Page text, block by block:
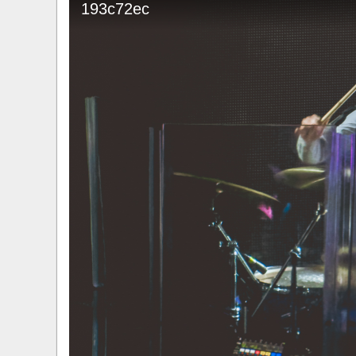
​Anthrax выпустили новый сингл и клип
193c72ec